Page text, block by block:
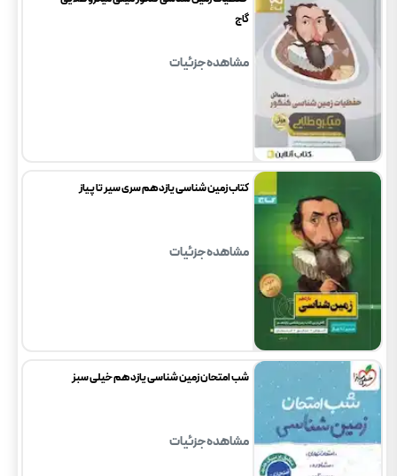
گاج
مشاهده جزئیات
کتاب زمین شناسی یازدهم سری سیر تا پیاز
مشاهده جزئیات
شب امتحان زمین شناسی یازدهم خیلی سبز
مشاهده جزئیات